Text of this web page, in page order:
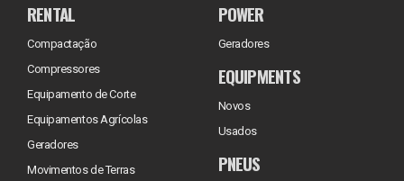
RENTAL
Compactação
Compressores
Equipamento de Corte
Equipamentos Agrícolas
Geradores
Movimentos de Terras
POWER
Geradores
EQUIPMENTS
Novos
Usados
PNEUS